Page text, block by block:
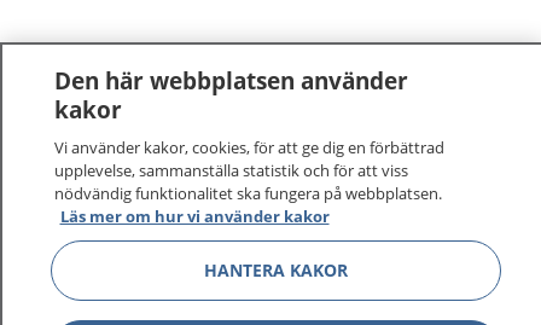
1177 tryggt om din hälsa och vård
Den här webbplatsen använder
kakor
Vi använder kakor, cookies, för att ge dig en förbättrad
upplevelse, sammanställa statistik och för att viss
nödvändig funktionalitet ska fungera på webbplatsen.
Läs mer om hur vi använder kakor
HANTERA KAKOR